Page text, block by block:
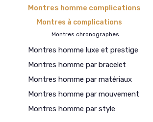
Montres homme complications
Montres à complications
Montres chronographes
Montres homme luxe et prestige
Montres homme par bracelet
Montres homme par matériaux
Montres homme par mouvement
Montres homme par style